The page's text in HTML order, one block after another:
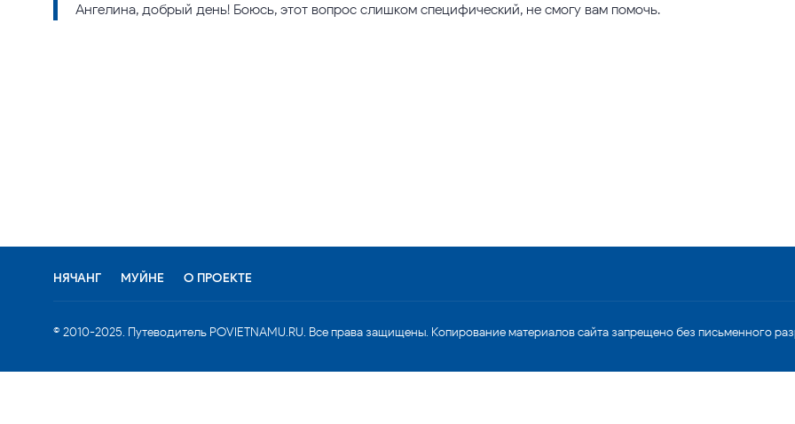
Ангелина, добрый день! Боюсь, этот вопрос слишком специфический, не смогу вам помочь.
НЯЧАНГ МУЙНЕ О ПРОЕКТЕ
© 2010-2025. Путеводитель POVIETNAMU.RU. Все права защищены. Копирование материалов сайта запрещено без письменного